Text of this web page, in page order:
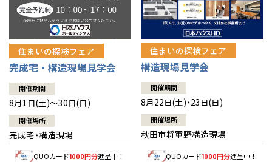
住まいの探検フェア
完成宅・構造現場見学会
開催期間
8月1日(土)～30日(日)
開催場所
完成宅・構造現場
QUOカード1000円分進呈中！
住まいの探検フェア
構造現場見学会
開催期間
8月22日(土)・23日(日)
開催場所
秋田市将軍野構造現場
QUOカード1000円分進呈中！
山口
徳島
高知
鹿児島
長崎
沖縄